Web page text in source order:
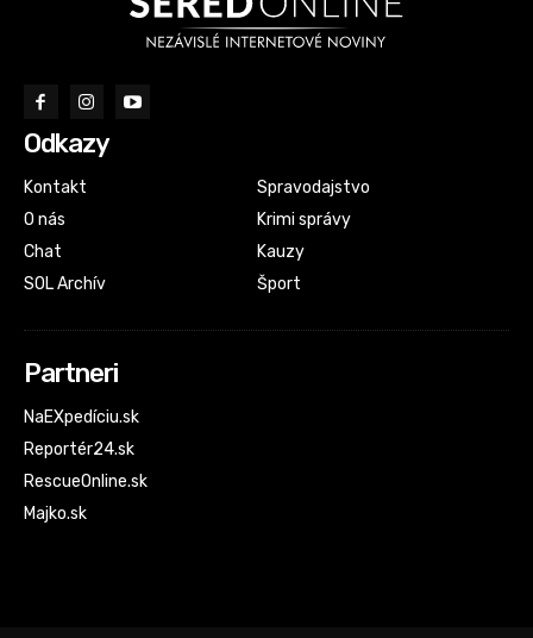
Odkazy
Kontakt
O nás
Chat
SOL Archív
Spravodajstvo
Krimi správy
Kauzy
Šport
Partneri
NaEXpedíciu.sk
Reportér24.sk
RescueOnline.sk
Majko.sk